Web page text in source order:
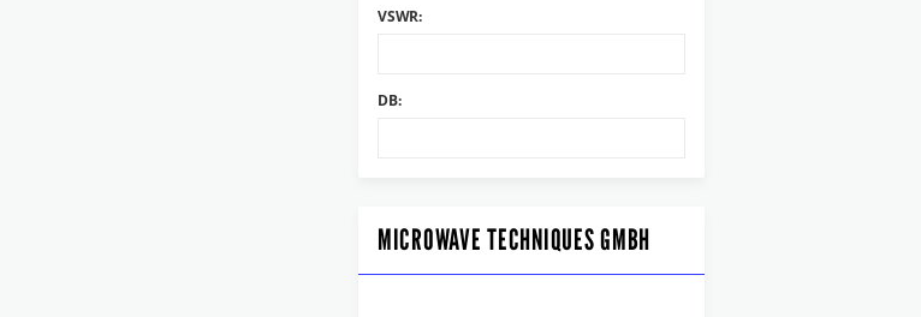
VSWR:
DB:
MICROWAVE TECHNIQUES GMBH